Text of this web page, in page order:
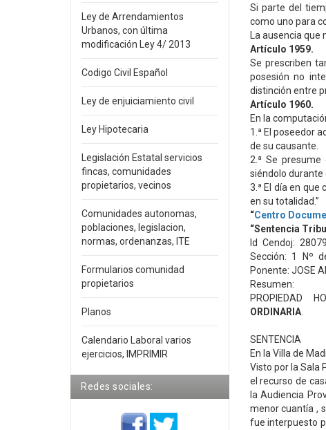
Si parte del
como uno para
La ausencia
Artículo 1959.
Se prescriben
posesión no
distinción entre
Artículo 1960.
En la
1.ª El poseedor
de su causante.
2.ª Se
siéndolo durante
3.ª El día en
en su totalidad.”
“Centro
“Sentencia
Id Cendoj:
Sección: 1 Nº
Ponente: JOSE
Resumen:
PROPIEDAD
ORDINARIA.
SENTENCIA
En la Villa de
Visto por la Sala
el recurso de
la Audiencia
menor cuantía ,
fue interpuesto
Ley de Arrendamientos
Urbanos, con última
modificación Ley 4/ 2013
Codigo Civil Español
Ley de enjuiciamiento civil
Ley Hipotecaria
Legislación Estatal servicios
fincas, comunidades
propietarios, vecinos
Comunidades autonomas,
poblaciones, legislacion,
normas, ordenanzas, ITE
Formularios comunidad
propietarios
Planos
Calendario Laboral varios
ejercicios, IMPRIMIR
Redes sociales: